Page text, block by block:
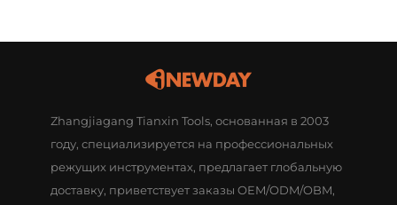
Zhangjiagang Tianxin Tools, основанная в 2003
году, специализируется на профессиональных
режущих инструментах, предлагает глобальную
доставку, приветствует заказы OEM/ODM/OBM,